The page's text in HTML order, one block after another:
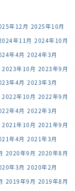
年12月 2025年10月
年11月 2024年10月
年4月 2024年3月
2023年10月 2023年9月
年4月 2023年3月
2022年10月 2022年9月
年4月 2022年3月
2021年10月 2021年9月
年4月 2021年3月
2020年9月 2020年8月
年3月 2020年2月
2019年9月 2019年8月